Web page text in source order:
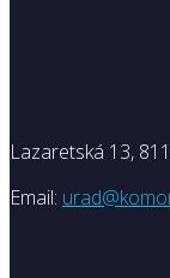
Lazaretská 13,
Email: